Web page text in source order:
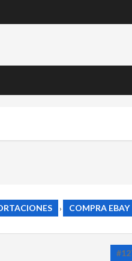
› COMPRA EBAY